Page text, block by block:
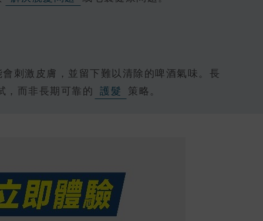
刺激皮膚，並留下難以清除的啤酒氣味。長
，而非長期可靠的 護髮 策略。